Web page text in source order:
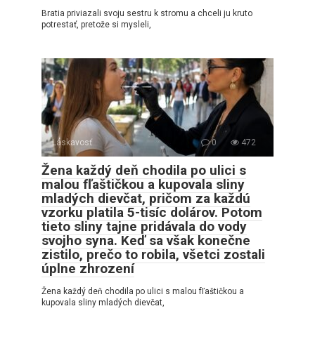
Bratia priviazali svoju sestru k stromu a chceli ju kruto
potrestať, pretože si mysleli,
Láskavosť 0 472
Žena každý deň chodila po ulici s
malou fľaštičkou a kupovala sliny
mladých dievčat, pričom za každú
vzorku platila 5-tisíc dolárov. Potom
tieto sliny tajne pridávala do vody
svojho syna. Keď sa však konečne
zistilo, prečo to robila, všetci zostali
úplne zhrození
Žena každý deň chodila po ulici s malou fľaštičkou a
kupovala sliny mladých dievčat,